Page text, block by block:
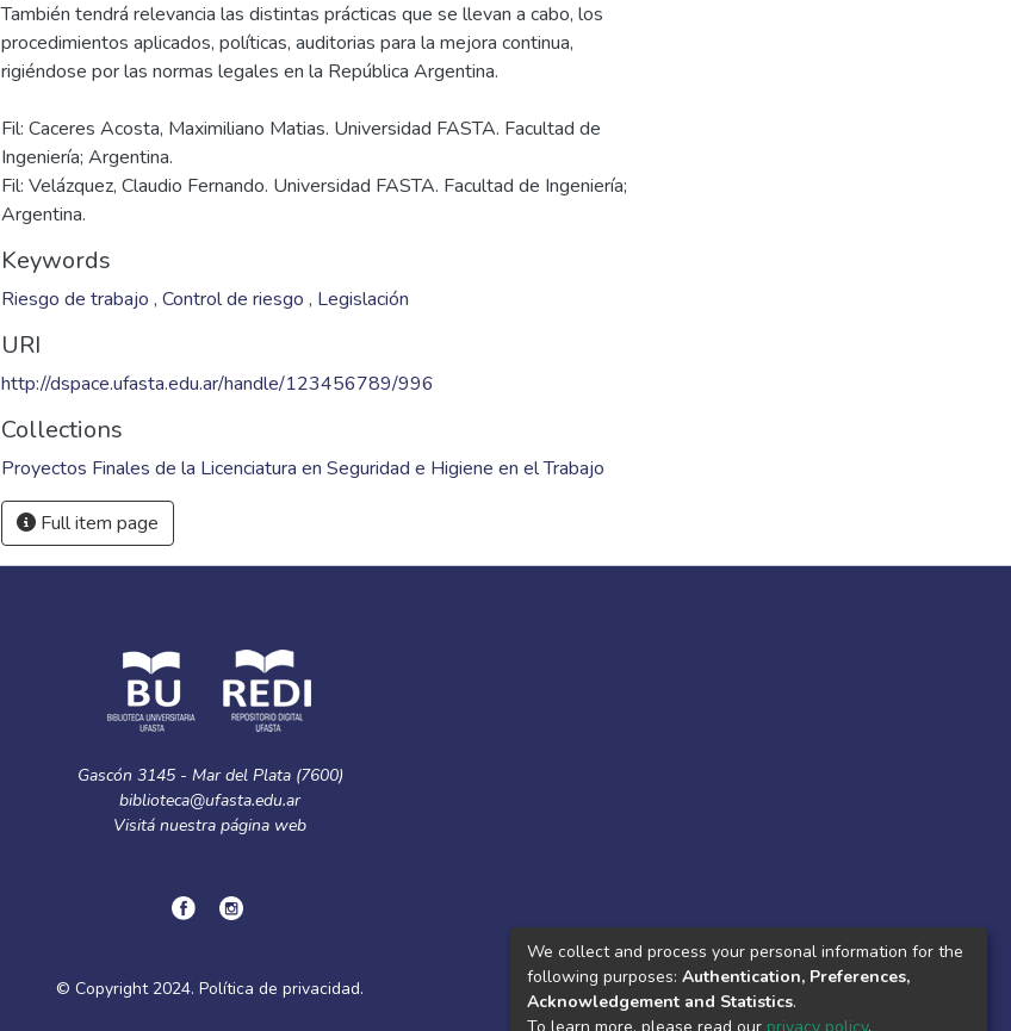
También tendrá relevancia las distintas prácticas que se llevan a cabo, los
procedimientos aplicados, políticas, auditorias para la mejora continua,
Fil: Caceres Acosta, Maximiliano Matias. Universidad FASTA. Facultad de
Ingeniería; Argentina.
Fil: Velázquez, Claudio Fernando. Universidad FASTA. Facultad de Ingeniería;
Argentina.
Keywords
Riesgo de trabajo , Control de riesgo , Legislación
URI
http://dspace.ufasta.edu.ar/handle/123456789/996
Collections
Proyectos Finales de la Licenciatura en Seguridad e Higiene en el Trabajo
Full item page
Gascón 3145 - Mar del Plata (7600)
biblioteca@ufasta.edu.ar
Visitá nuestra página web
© Copyright 2024. Política de privacidad.
We collect and process your personal information for the
following purposes: Authentication, Preferences,
Acknowledgement and Statistics.